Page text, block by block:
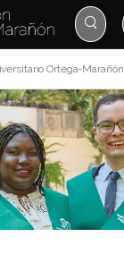
Ortega-Marañón